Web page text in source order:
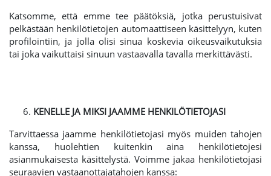
Katsomme, että emme tee päätöksiä, jotka perustuisivat
pelkästään henkilötietojen automaattiseen käsittelyyn, kuten
profilointiin, ja jolla olisi sinua koskevia oikeusvaikutuksia
tai joka vaikuttaisi sinuun vastaavalla tavalla merkittävästi.
KENELLE JA MIKSI JAAMME HENKILÖTIETOJASI
Tarvittaessa jaamme henkilötietojasi myös muiden tahojen
kanssa, huolehtien kuitenkin aina henkilötietojesi
asianmukaisesta käsittelystä. Voimme jakaa henkilötietojasi
seuraavien vastaanottajatahojen kanssa: